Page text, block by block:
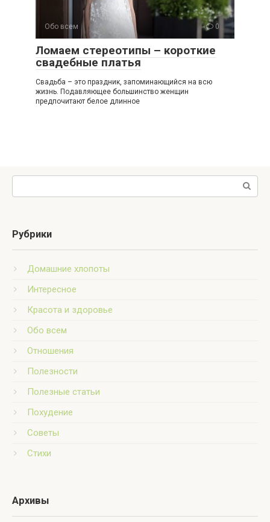
Обо всем 0
Ломаем стереотипы – короткие
свадебные платья
Свадьба – это праздник, запоминающийся на всю
жизнь. Подавляющее большинство женщин
предпочитают белое длинное
Поиск:
Рубрики
Домашние хлопоты
Интересное
Красота и здоровье
Обо всем
Отношения
Полезности
Полезные статьи
Похудение
Советы
Стихи
Архивы